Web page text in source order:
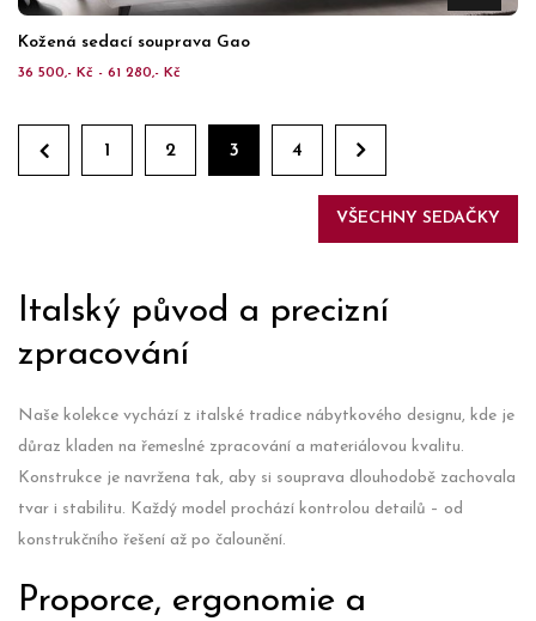
Kožená sedací souprava Gao
36 500,- Kč - 61 280,- Kč
1 2 3 4
VŠECHNY SEDAČKY
Italský původ a precizní
zpracování
Naše kolekce vychází z italské tradice nábytkového designu, kde je
důraz kladen na řemeslné zpracování a materiálovou kvalitu.
Konstrukce je navržena tak, aby si souprava dlouhodobě zachovala
tvar i stabilitu. Každý model prochází kontrolou detailů – od
konstrukčního řešení až po čalounění.
Proporce, ergonomie a